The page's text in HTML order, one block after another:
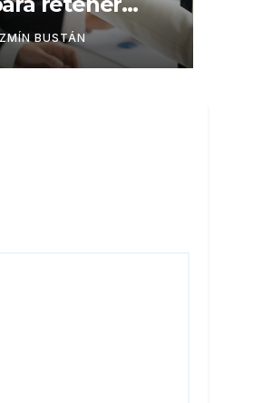
BUSTÁN